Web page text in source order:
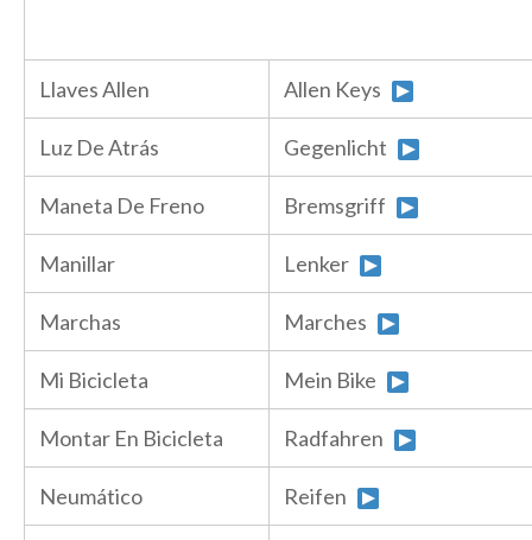
Llaves Allen Allen Keys
Luz De Atrás Gegenlicht
Maneta De Freno Bremsgriff
Manillar Lenker
Marchas Marches
Mi Bicicleta Mein Bike
Montar En Bicicleta Radfahren
Neumático Reifen